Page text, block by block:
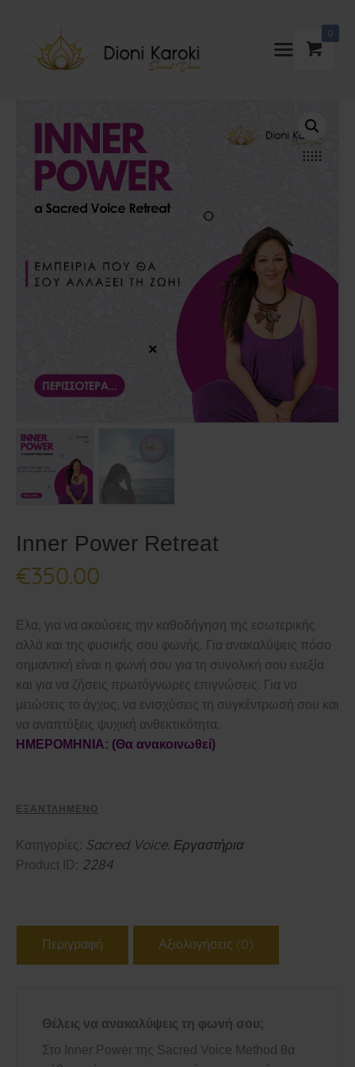
0
Dioni Karoki
Αρχική
About me
Sacred Voice
ThetaHealing®
Mindful
Meditations
Ημερολόγιο
Inner Power Retreat
€350.00
Ελα, για να ακούσεις την καθοδήγηση της εσωτερικής
αλλά και της φυσικής σου φωνής. Για ανακαλύψεις πόσο
σημαντική είναι η φωνή σου για τη συνολική σου ευεξία
και για να ζήσεις πρωτόγνωρες επιγνώσεις. Για να
μειώσεις το άγχος, να ενισχύσεις τη συγκέντρωσή σου και
να αναπτύξεις ψυχική ανθεκτικότητα.
ΗΜΕΡΟΜΗΝΙΑ: (Θα ανακοινωθεί)
ΕΞΑΝΤΛΗΜΈΝΟ
Κατηγορίες: Sacred Voice, Εργαστήρια
Product ID: 2284
Περιγραφή Αξιολογήσεις (0)
Θέλεις να ανακαλύψεις τη φωνή σου;
Στο Inner Power της Sacred Voice Method θα